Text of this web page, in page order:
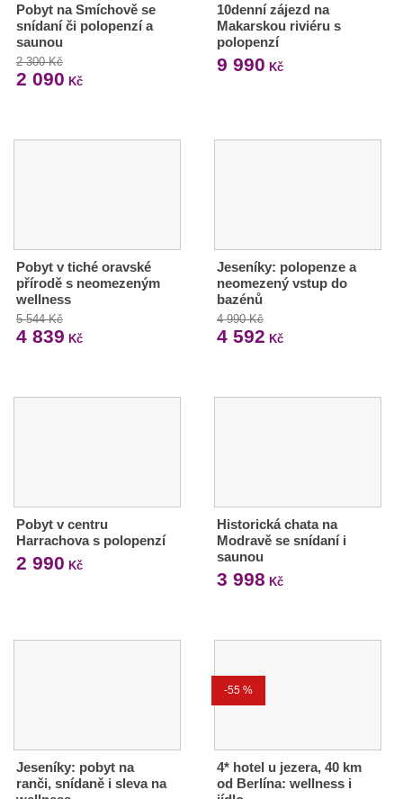
Pobyt na Smíchově se
snídaní či polopenzí a
saunou
2 300 Kč
2 090 Kč
10denní zájezd na
Makarskou riviéru s
polopenzí
9 990 Kč
Pobyt v tiché oravské
přírodě s neomezeným
wellness
5 544 Kč
4 839 Kč
Jeseníky: polopenze a
neomezený vstup do
bazénů
4 990 Kč
4 592 Kč
Pobyt v centru
Harrachova s polopenzí
2 990 Kč
Historická chata na
Modravě se snídaní i
saunou
3 998 Kč
Jeseníky: pobyt na
ranči, snídaně i sleva na
-55 %
4* hotel u jezera, 40 km
od Berlína: wellness i